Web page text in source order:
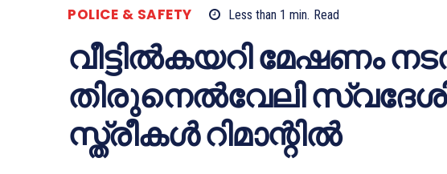
POLICE & SAFETY Less than 1 min. Read
വീട്ടിൽകയറി മേഷണം
തിരുനെൽവേലി
സ്ത്രീകൾ റിമാന്റിൽ